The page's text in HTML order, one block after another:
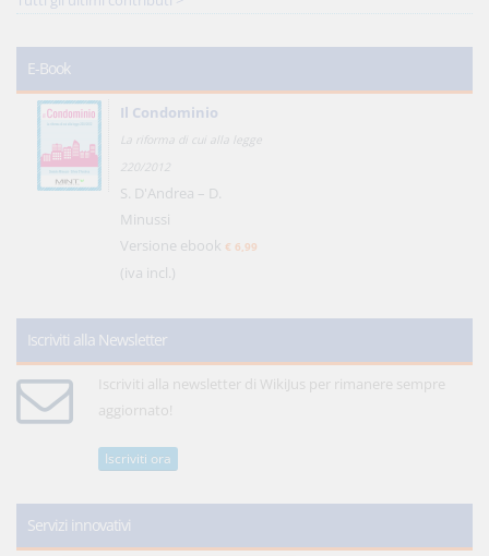
E-Book
Il Condominio
La riforma di cui alla legge
220/2012
S. D'Andrea – D.
Minussi
Versione ebook € 6,99
(iva incl.)
Iscriviti alla Newsletter
Iscriviti alla newsletter di WikiJus per rimanere sempre
aggiornato!
Iscriviti ora
Servizi innovativi